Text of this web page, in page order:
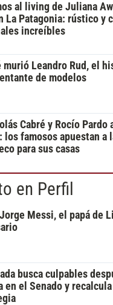
al living de Juliana
La Patagonia: rústico y
increíbles
murió Leandro Rud, el
de modelos
Cabré y Rocío Pardo
los famosos apuestan a
para sus casas
en Perfil
Messi, el papá de
busca culpables
en el Senado y